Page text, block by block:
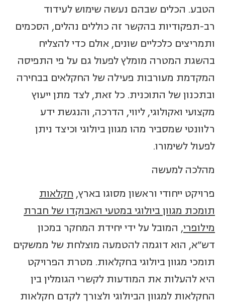
הטבע. הכלים שבהם נעשה שימוש לעידוד
רב-תפקודיות בהקשר זה כוללים נהלים, הסכמים
ותמריצים כלכליים שונים, אולם כדי להצליח
בהשגת המטרה מומלץ לפעול גם על פי התפיסה
המקדמת מעורבות פעילה של החקלאים בבחירה
ובתכנון של התוכנית. כל זאת, לצד מתן ייעוץ
מקצועי ואקולוגי, ליווי, הדרכה, והנגשת ידע
רלוונטי שמסביר מהו מגוון ביולוגי וכיצד ניתן
לפעול לשימורו.
מהלכה למעשה
פרויקט ייחודי וראשון מסוגו בארץ, חקלאות
תומכת מגוון ביולוגי במטעי האבוקדו של חברת
מילופרי, המובל על ידי יחידת המחקר במכון
דש"א, הוא דוגמה להטמעה מוצלחת של ממשקים
תומכי מגוון ביולוגי בחקלאות. מטרת הפרויקט
היא להעלות את המודעות לקשרי הגומלין בין
החקלאות למגוון הביולוגי ולצורך לקדם חקלאות